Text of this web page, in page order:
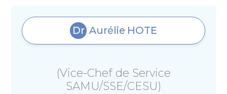
Dr Aurélie HOTE
(Vice-Chef de Service
SAMU/SSE/CESU)